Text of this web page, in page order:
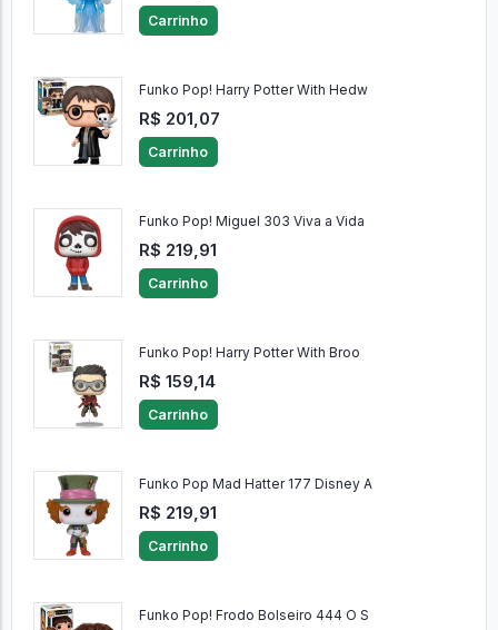
Carrinho
Funko Pop! Harry Potter With Hedw
R$ 201,07
Carrinho
Funko Pop! Miguel 303 Viva a Vida
R$ 219,91
Carrinho
Funko Pop! Harry Potter With Broo
R$ 159,14
Carrinho
Funko Pop Mad Hatter 177 Disney A
R$ 219,91
Carrinho
Funko Pop! Frodo Bolseiro 444 O S